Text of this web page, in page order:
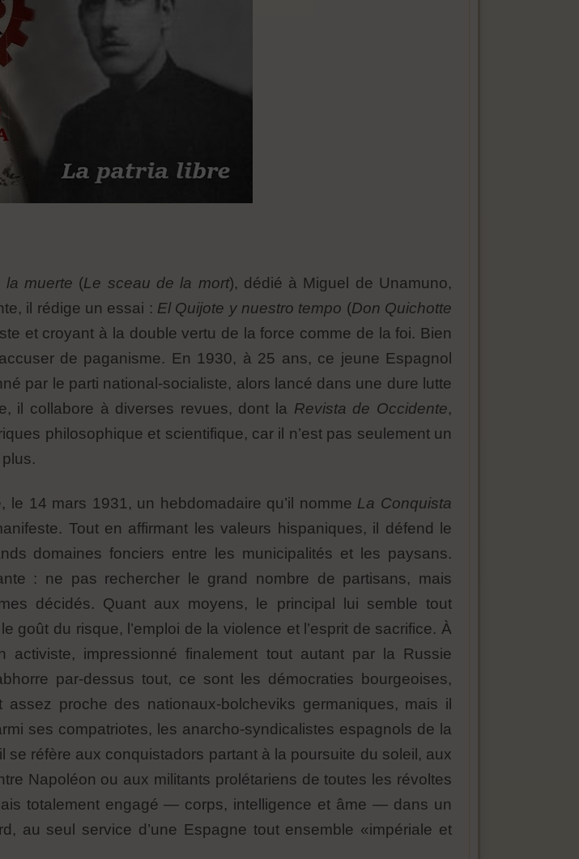
la muerte (Le sceau de la mort), dédié à Miguel de Unamuno,
il rédige un essai : El Quijote y nuestro tempo (Don Quichotte
et croyant à la double vertu de la force comme de la foi. Bien
de paganisme. En 1930, à 25 ans, ce jeune Espagnol
par le parti national-socialiste, alors lancé dans une dure lutte
il collabore à diverses revues, dont la Revista de Occidente,
philosophique et scientifique, car il n’est pas seulement un
14 mars 1931, un hebdomadaire qu’il nomme La Conquista
Tout en affirmant les valeurs hispaniques, il défend le
domaines fonciers entre les municipalités et les paysans.
: ne pas rechercher le grand nombre de partisans, mais
décidés. Quant aux moyens, le principal lui semble tout
goût du risque, l’emploi de la violence et l’esprit de sacrifice. À
activiste, impressionné finalement tout autant par la Russie
par-dessus tout, ce sont les démocraties bourgeoises,
proche des nationaux-bolcheviks germaniques, mais il
ses compatriotes, les anarcho-syndicalistes espagnols de la
se réfère aux conquistadors partant à la poursuite du soleil, aux
Napoléon ou aux militants prolétariens de toutes les révoltes
totalement engagé — corps, intelligence et âme — dans un
au seul service d’une Espagne tout ensemble «impériale et